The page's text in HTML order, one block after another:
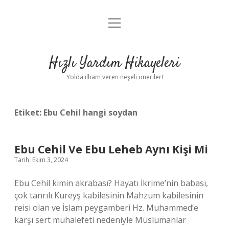
Anasayfa
Yasal Uyarı
menüyü
Hızlı Yardım Hikayeleri
Yolda ilham veren neşeli öneriler!
Etiket: Ebu Cehil hangi soydan
Ebu Cehil Ve Ebu Leheb Aynı Kişi Mi
Tarih: Ekim 3, 2024
Ebu Cehil kimin akrabası? Hayatı İkrime’nin babası,
çok tanrılı Kureyş kabilesinin Mahzum kabilesinin
reisi olan ve İslam peygamberi Hz. Muhammed’e
karşı sert muhalefeti nedeniyle Müslümanlar